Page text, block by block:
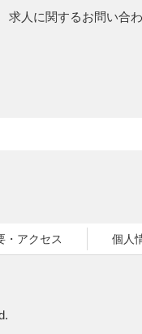
求人に関するお問い合
・アクセス 個人